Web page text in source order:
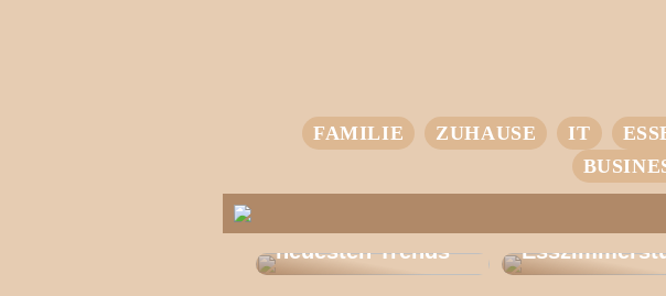
FAMILIE ZUHAUSE IT
Stil – entdecke die
neuesten Trends
Entdecken
Perfekte